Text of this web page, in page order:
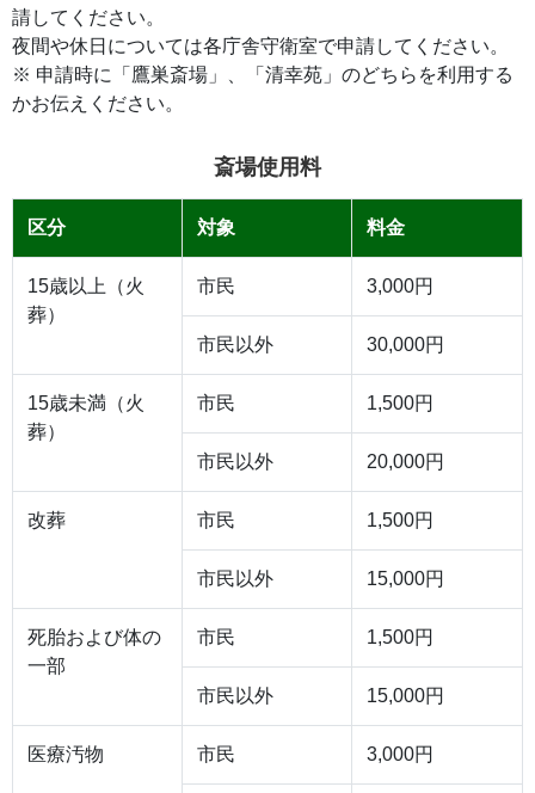
請してください。
夜間や休日については各庁舎守衛室で申請してください。
※ 申請時に「鷹巣斎場」、「清幸苑」のどちらを利用する
かお伝えください。
斎場使用料
区分 対象 料金
15歳以上（火
葬）
市民 3,000円
市民以外 30,000円
15歳未満（火
葬）
市民 1,500円
市民以外 20,000円
改葬 市民 1,500円
市民以外 15,000円
死胎および体の
一部
市民 1,500円
市民以外 15,000円
医療汚物 市民 3,000円